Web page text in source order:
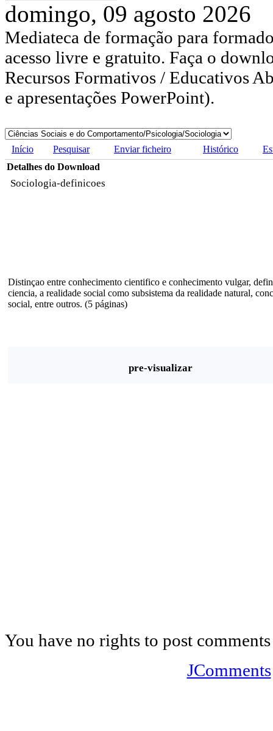
domingo, 09 agosto 2026
Mediateca de formação para
acesso livre e gratuito. Faça o
Recursos Formativos / Educativos
e apresentações PowerPoint).
Início Pesquisar Enviar ficheiro Histórico
Detalhes do Download
Sociologia-definicoes
Distinçao entre conhecimento cientifico e conhecimento vulgar,
ciencia, a realidade social como subsistema da realidade natural,
social, entre outros. (5 páginas)
pre-visualizar
You have no rights to post comments
JComments